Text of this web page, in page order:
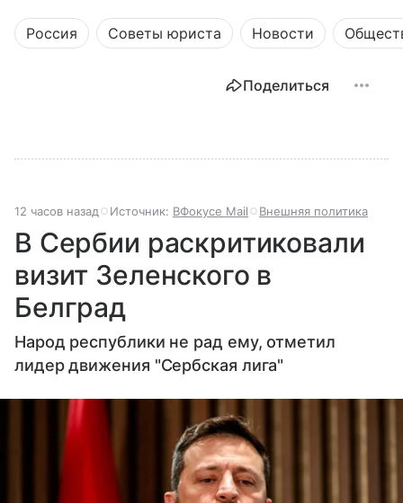
Россия Советы юриста Новости
Поделиться
12 часов назад Источник: ВФокусе Mail Внешняя политика
В Сербии раскритиковали
визит Зеленского в
Белград
Народ республики не рад ему, отметил
лидер движения "Сербская лига"